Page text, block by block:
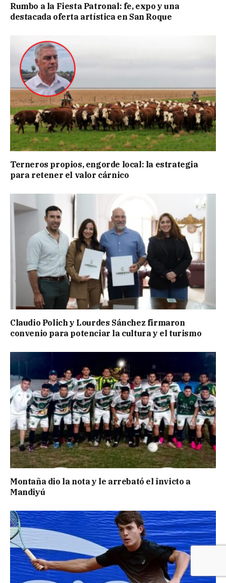
Rumbo a la Fiesta Patronal: fe, expo y una
destacada oferta artística en San Roque
Terneros propios, engorde local: la estrategia
para retener el valor cárnico
Claudio Polich y Lourdes Sánchez firmaron
convenio para potenciar la cultura y el turismo
Montaña dio la nota y le arrebató el invicto a
Mandiyú